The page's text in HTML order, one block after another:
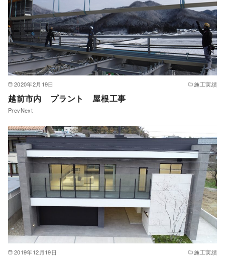
2020年2月19日 施工実績
越前市内 プラント 屋根工事
PrevNext
2019年12月19日 施工実績